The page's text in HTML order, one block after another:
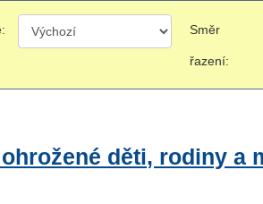
Směr
řazení:
děti, rodiny a